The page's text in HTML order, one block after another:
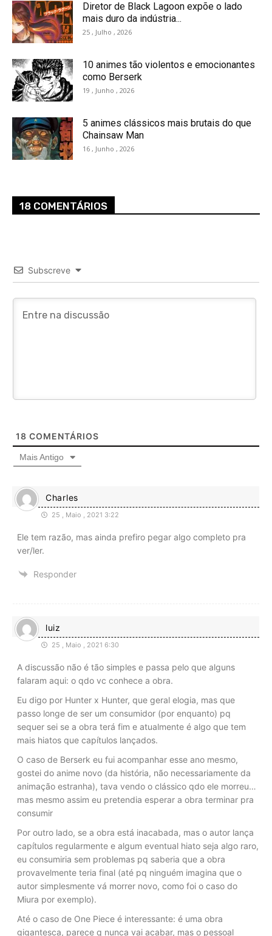
Diretor de Black Lagoon expõe o lado
mais duro da indústria...
25 , Julho , 2026
10 animes tão violentos e emocionantes
como Berserk
19 , Junho , 2026
5 animes clássicos mais brutais do que
Chainsaw Man
16 , Junho , 2026
18 COMENTÁRIOS
Subscreve
18 COMENTÁRIOS
Mais Antigo
Charles
25 , Maio , 2021 3:22
Ele tem razão, mas ainda prefiro pegar algo completo pra
ver/ler.
Responder
luiz
25 , Maio , 2021 6:30
A discussão não é tão simples e passa pelo que alguns
falaram aqui: o qdo vc conhece a obra.
Eu digo por Hunter x Hunter, que geral elogia, mas que
passo longe de ser um consumidor (por enquanto) pq
sequer sei se a obra terá fim e atualmente é algo que tem
mais hiatos que capítulos lançados.
O caso de Berserk eu fui acompanhar esse ano mesmo,
gostei do anime novo (da história, não necessariamente da
animação estranha), tava vendo o clássico qdo ele morreu…
mas mesmo assim eu pretendia esperar a obra terminar pra
consumir
Por outro lado, se a obra está inacabada, mas o autor lança
capítulos regularmente e algum eventual hiato seja algo raro,
eu consumiria sem problemas pq saberia que a obra
provavelmente teria final (até pq ninguém imagina que o
autor simplesmente vá morrer novo, como foi o caso do
Miura por exemplo).
Até o caso de One Piece é interessante: é uma obra
gigantesca, parece q nunca vai acabar, mas o pessoal